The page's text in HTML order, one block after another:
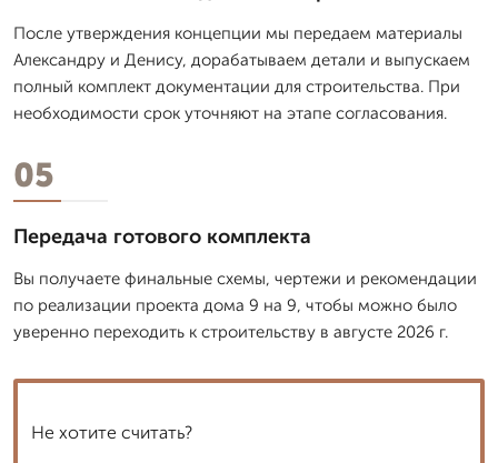
После утверждения концепции мы передаем материалы
Александру и Денису, дорабатываем детали и выпускаем
полный комплект документации для строительства. При
необходимости срок уточняют на этапе согласования.
05
Передача готового комплекта
Вы получаете финальные схемы, чертежи и рекомендации
по реализации проекта дома 9 на 9, чтобы можно было
уверенно переходить к строительству в августе 2026 г.
Не хотите считать?